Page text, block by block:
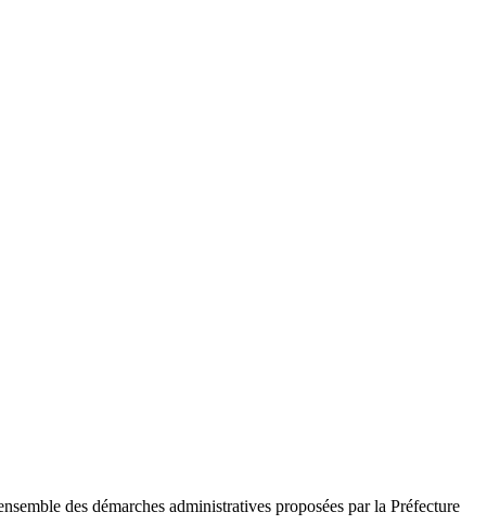
des démarches administratives proposées par la Préfecture